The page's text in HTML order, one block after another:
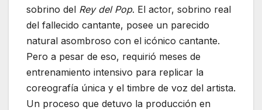
sobrino del Rey del Pop. El actor, sobrino real
del fallecido cantante, posee un parecido
natural asombroso con el icónico cantante.
Pero a pesar de eso, requirió meses de
entrenamiento intensivo para replicar la
coreografía única y el timbre de voz del artista.
Un proceso que detuvo la producción en